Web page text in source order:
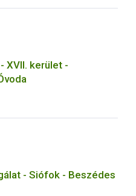
XVII. kerület -
- Siófok - Beszédes